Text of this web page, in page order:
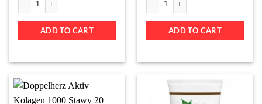
ADD TO CART ADD TO CART